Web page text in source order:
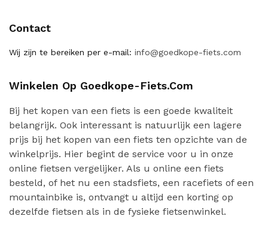
Contact
Wij zijn te bereiken per e-mail: info@goedkope-fiets.com
Winkelen Op Goedkope-Fiets.com
Bij het kopen van een fiets is een goede kwaliteit
belangrijk. Ook interessant is natuurlijk een lagere
prijs bij het kopen van een fiets ten opzichte van de
winkelprijs. Hier begint de service voor u in onze
online fietsen vergelijker. Als u online een fiets
besteld, of het nu een stadsfiets, een racefiets of een
mountainbike is, ontvangt u altijd een korting op
dezelfde fietsen als in de fysieke fietsenwinkel.